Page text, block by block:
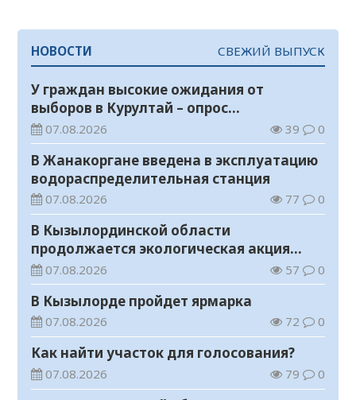
НОВОСТИ СВЕЖИЙ ВЫПУСК
У граждан высокие ожидания от
выборов в Курултай – опрос
общественного мнения
07.08.2026 39 0
В Жанакоргане введена в эксплуатацию
водораспределительная станция
07.08.2026 77 0
В Кызылординской области
продолжается экологическая акция
«Таза Қазақстан»
07.08.2026 57 0
В Кызылорде пройдет ярмарка
07.08.2026 72 0
Как найти участок для голосования?
07.08.2026 79 0